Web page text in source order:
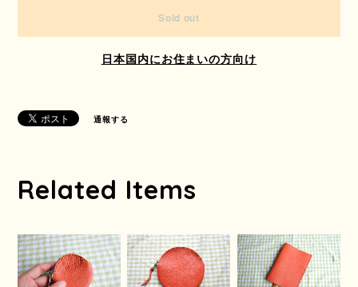
Sold out
日本国内にお住まいの方向け
通報する
Related Items